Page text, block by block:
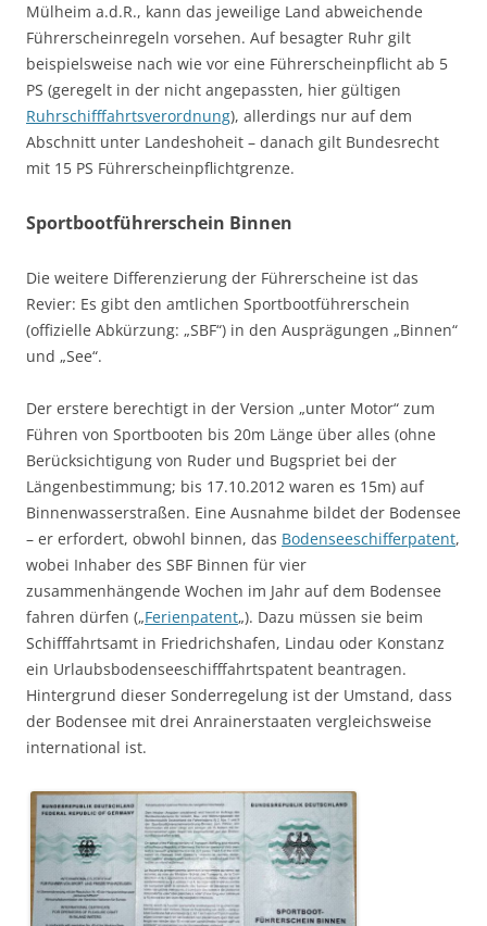
Mülheim a.d.R., kann das jeweilige Land abweichende
Führerscheinregeln vorsehen. Auf besagter Ruhr gilt
beispielsweise nach wie vor eine Führerscheinpflicht ab 5
PS (geregelt in der nicht angepassten, hier gültigen
Ruhrschifffahrtsverordnung), allerdings nur auf dem
Abschnitt unter Landeshoheit – danach gilt Bundesrecht
mit 15 PS Führerscheinpflichtgrenze.
Sportbootführerschein Binnen
Die weitere Differenzierung der Führerscheine ist das
Revier: Es gibt den amtlichen Sportbootführerschein
(offizielle Abkürzung: „SBF“) in den Ausprägungen „Binnen“
und „See“.
Der erstere berechtigt in der Version „unter Motor“ zum
Führen von Sportbooten bis 20m Länge über alles (ohne
Berücksichtigung von Ruder und Bugspriet bei der
Längenbestimmung; bis 17.10.2012 waren es 15m) auf
Binnenwasserstraßen. Eine Ausnahme bildet der Bodensee
– er erfordert, obwohl binnen, das Bodenseeschifferpatent,
wobei Inhaber des SBF Binnen für vier
zusammenhängende Wochen im Jahr auf dem Bodensee
fahren dürfen („Ferienpatent„). Dazu müssen sie beim
Schifffahrtsamt in Friedrichshafen, Lindau oder Konstanz
ein Urlaubsbodenseeschifffahrtspatent beantragen.
Hintergrund dieser Sonderregelung ist der Umstand, dass
der Bodensee mit drei Anrainerstaaten vergleichsweise
international ist.